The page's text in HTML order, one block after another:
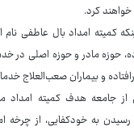
کرد.
کمیته امداد بال عاطفی
حوزه مادر و حوزه اصلی در
و بیماران صعب‌العلاج
جامعه هدف کمیته امداد
به خودکفایی، از چرخه